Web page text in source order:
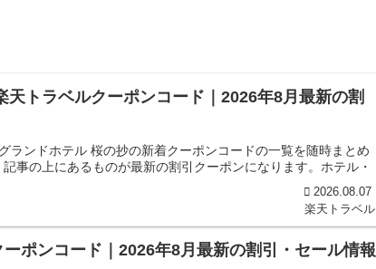
トラベルクーポンコード｜2026年8月最新の割
ンドホテル 桜の抄の新着クーポンコードの一覧を随時まとめ
事の上にあるものが最新の割引クーポンになります。ホテル・
2026.08.07
楽天トラベル
ポンコード｜2026年8月最新の割引・セール情報